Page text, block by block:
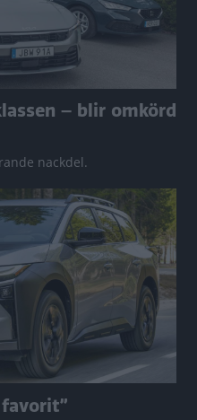
– blir omkörd
nackdel.